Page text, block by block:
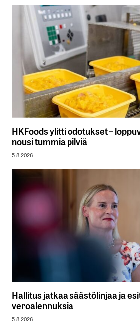
HKFoods ylitti odotukset –
nousi tummia pilviä
5.8.2026
Hallitus jatkaa säästölinjaa ja
veroalennuksia
5.8.2026